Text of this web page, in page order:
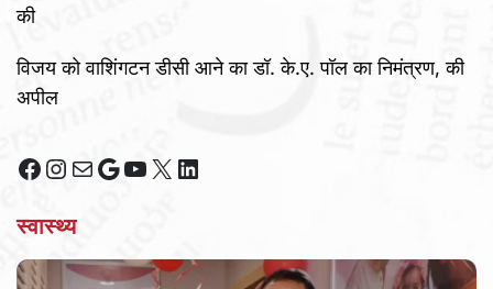
की
विजय को वाशिंगटन डीसी आने का डॉ. के.ए. पॉल का निमंत्रण, की
अपील
Facebook
Instagram
MailGoogle
YouTube
X LinkedIn
स्वास्थ्य